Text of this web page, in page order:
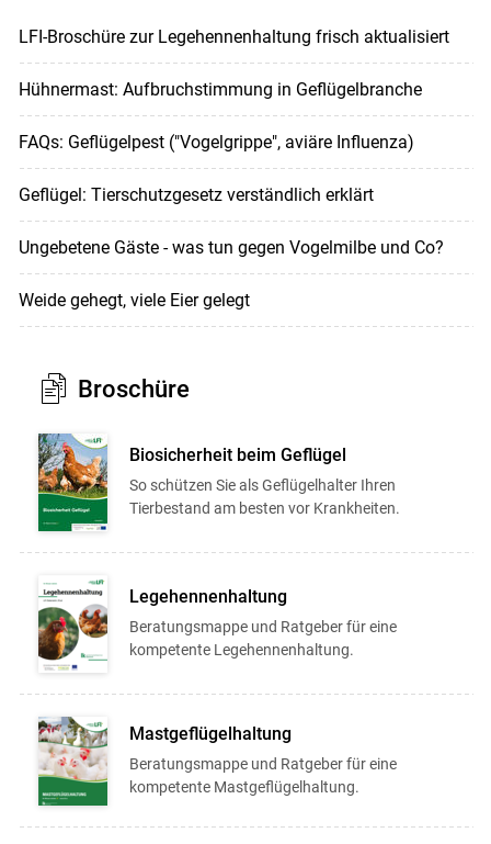
LFI-Broschüre zur Legehennenhaltung frisch aktualisiert
Hühnermast: Aufbruchstimmung in Geflügelbranche
FAQs: Geflügelpest ("Vogelgrippe", aviäre Influenza)
Geflügel: Tierschutzgesetz verständlich erklärt
Ungebetene Gäste - was tun gegen Vogelmilbe und Co?
Weide gehegt, viele Eier gelegt
Broschüre
Biosicherheit beim Geflügel
So schützen Sie als Geflügelhalter Ihren
Tierbestand am besten vor Krankheiten.
Legehennenhaltung
Beratungsmappe und Ratgeber für eine
kompetente Legehennenhaltung.
Mastgeflügelhaltung
Beratungsmappe und Ratgeber für eine
kompetente Mastgeflügelhaltung.